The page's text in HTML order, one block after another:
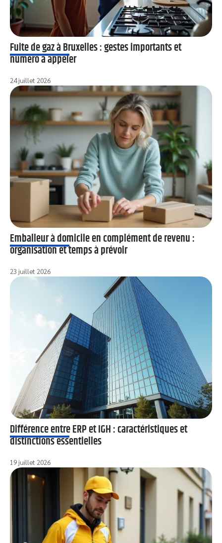
Fuite de gaz à Bruxelles : gestes importants et
numéro à appeler
24 juillet 2026
Emballeur à domicile en complément de revenu :
organisation et temps à prévoir
23 juillet 2026
Différence entre ERP et IGH : caractéristiques et
distinctions essentielles
19 juillet 2026